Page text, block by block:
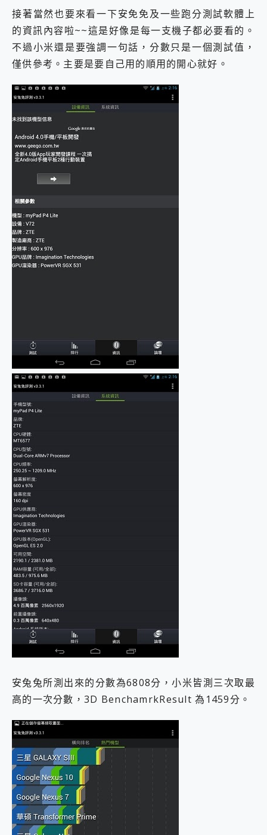
接著當然也要來看一下安免免及一些跑分測試軟體上
的資訊內容啦~~這是好像是每一支機子都必要看的。
不過小米還是要強調一句話，分數只是一個測試值，
僅供參考。主要是要自己用的順用的開心就好。
安兔兔所測出來的分數為6808分，小米皆測三次取最
高的一次分數，3D BenchamrkResult 為1459分。